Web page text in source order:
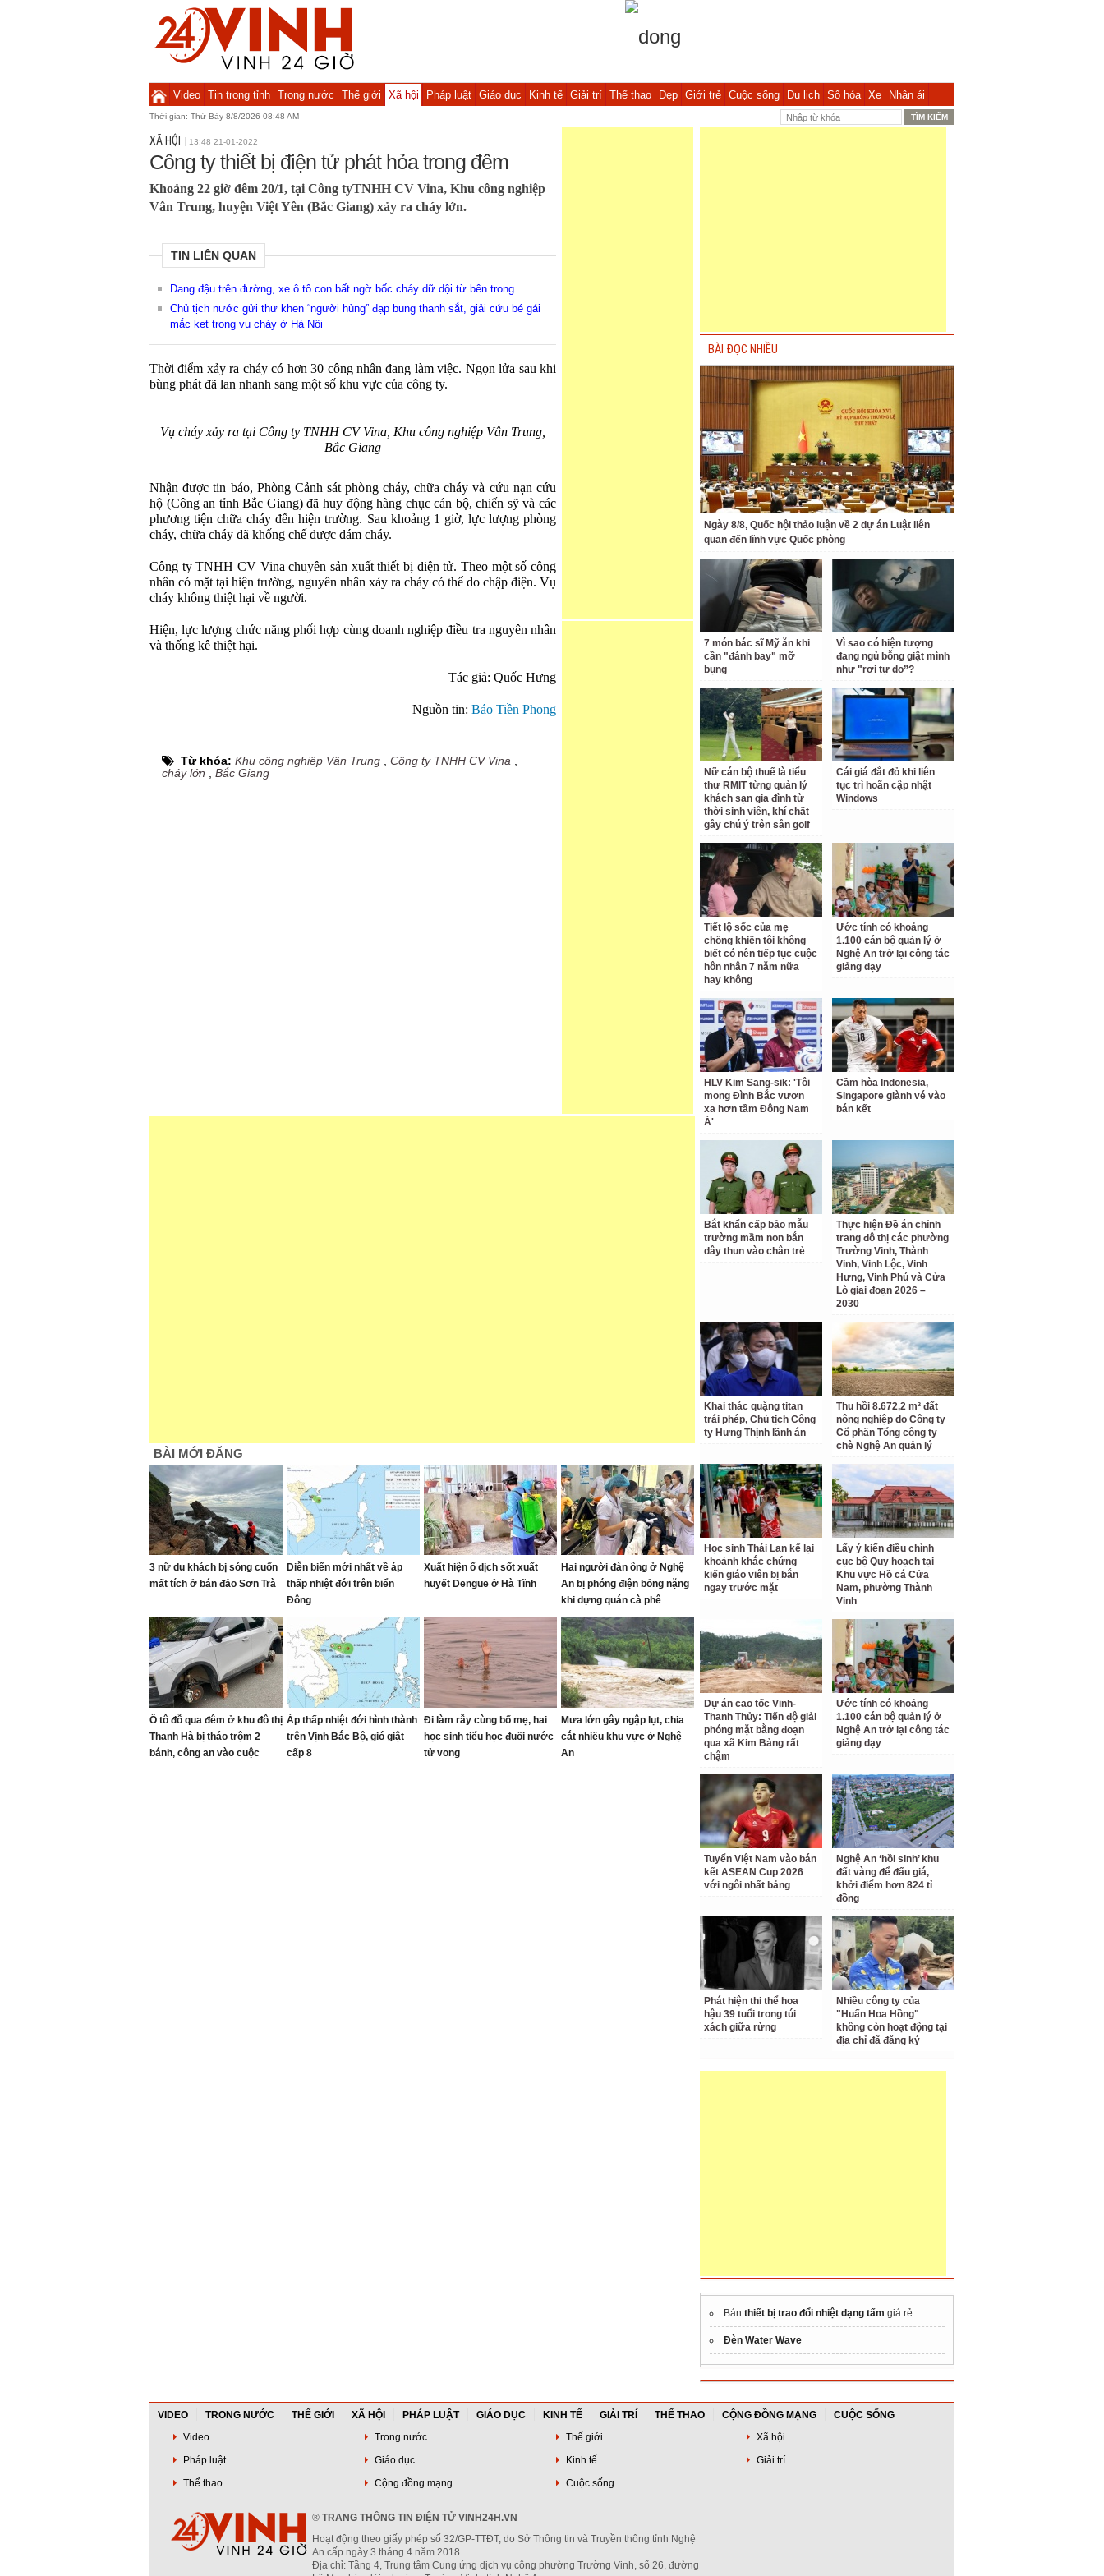
Video Tin trong tỉnh Trong nước Thế giới Xã hội Pháp luật Giáo dục Kinh tế Giải trí Thể thao Đẹp Giới trẻ Cuộc sống Du lịch Số hóa Xe Nhân ái
Thời gian: Thứ Bảy 8/8/2026 08:48 AM
XÃ HỘI 13:48 21-01-2022
Công ty thiết bị điện tử phát hỏa trong đêm
Khoảng 22 giờ đêm 20/1, tại Công tyTNHH CV Vina, Khu công nghiệp
Vân Trung, huyện Việt Yên (Bắc Giang) xảy ra cháy lớn.
TIN LIÊN QUAN
Đang đậu trên đường, xe ô tô con bất ngờ bốc cháy dữ dội từ bên trong
Chủ tịch nước gửi thư khen “người hùng” đạp bung thanh sắt, giải cứu bé gái
mắc kẹt trong vụ cháy ở Hà Nội
Thời điểm xảy ra cháy có hơn 30 công nhân đang làm việc. Ngọn lửa sau khi
bùng phát đã lan nhanh sang một số khu vực của công ty.
Vụ cháy xảy ra tại Công ty TNHH CV Vina, Khu công nghiệp Vân Trung,
Bắc Giang
Nhận được tin báo, Phòng Cảnh sát phòng cháy, chữa cháy và cứu nạn cứu
hộ (Công an tỉnh Bắc Giang) đã huy động hàng chục cán bộ, chiến sỹ và các
phương tiện chữa cháy đến hiện trường. Sau khoảng 1 giờ, lực lượng phòng
cháy, chữa cháy đã khống chế được đám cháy.
Công ty TNHH CV Vina chuyên sản xuất thiết bị điện tử. Theo một số công
nhân có mặt tại hiện trường, nguyên nhân xảy ra cháy có thể do chập điện. Vụ
cháy không thiệt hại về người.
Hiện, lực lượng chức năng phối hợp cùng doanh nghiệp điều tra nguyên nhân
và thống kê thiệt hại.
Tác giả: Quốc Hưng
Nguồn tin: Báo Tiền Phong
Từ khóa: Khu công nghiệp Vân Trung Công ty TNHH CV Vina
cháy lớn
Bắc Giang
BÀI MỚI ĐĂNG
3 nữ du khách bị sóng cuốn
mất tích ở bán đảo Sơn Trà
Diễn biến mới nhất về áp
thấp nhiệt đới trên biển
Đông
Xuất hiện ổ dịch sốt xuất
huyết Dengue ở Hà Tĩnh
Hai người đàn ông ở Nghệ
An bị phóng điện bỏng nặng
khi dựng quán cà phê
Ô tô đỗ qua đêm ở khu đô thị
Thanh Hà bị tháo trộm 2
bánh, công an vào cuộc
Áp thấp nhiệt đới hình thành
trên Vịnh Bắc Bộ, gió giật
cấp 8
Đi làm rẫy cùng bố mẹ, hai
học sinh tiểu học đuối nước
tử vong
Mưa lớn gây ngập lụt, chia
cắt nhiều khu vực ở Nghệ
An
BÀI ĐỌC NHIỀU
Ngày 8/8, Quốc hội thảo luận về 2 dự án Luật liên
quan đến lĩnh vực Quốc phòng
7 món bác sĩ Mỹ ăn khi
cần "đánh bay" mỡ
bụng
Vì sao có hiện tượng
đang ngủ bỗng giật mình
như "rơi tự do”?
Nữ cán bộ thuế là tiểu
thư RMIT từng quản lý
khách sạn gia đình từ
thời sinh viên, khí chất
gây chú ý trên sân golf
Cái giá đắt đỏ khi liên
tục trì hoãn cập nhật
Windows
Tiết lộ sốc của mẹ
chồng khiến tôi không
biết có nên tiếp tục cuộc
hôn nhân 7 năm nữa
hay không
Ước tính có khoảng
1.100 cán bộ quản lý ở
Nghệ An trở lại công tác
giảng dạy
HLV Kim Sang-sik: 'Tôi
mong Đình Bắc vươn
xa hơn tầm Đông Nam
Á'
Cầm hòa Indonesia,
Singapore giành vé vào
bán kết
Bắt khẩn cấp bảo mẫu
trường mầm non bắn
dây thun vào chân trẻ
Thực hiện Đề án chỉnh
trang đô thị các phường
Trường Vinh, Thành
Vinh, Vinh Lộc, Vinh
Hưng, Vinh Phú và Cửa
Lò giai đoạn 2026 –
2030
Khai thác quặng titan
trái phép, Chủ tịch Công
ty Hưng Thịnh lãnh án
Thu hồi 8.672,2 m² đất
nông nghiệp do Công ty
Cổ phần Tổng công ty
chè Nghệ An quản lý
Học sinh Thái Lan kể lại
khoảnh khắc chứng
kiến giáo viên bị bắn
ngay trước mặt
Lấy ý kiến điều chỉnh
cục bộ Quy hoạch tại
Khu vực Hồ cá Cửa
Nam, phường Thành
Vinh
Dự án cao tốc Vinh-
Thanh Thủy: Tiến độ giải
phóng mặt bằng đoạn
qua xã Kim Bảng rất
chậm
Ước tính có khoảng
1.100 cán bộ quản lý ở
Nghệ An trở lại công tác
giảng dạy
Tuyển Việt Nam vào bán
kết ASEAN Cup 2026
với ngôi nhất bảng
Nghệ An ‘hồi sinh’ khu
đất vàng để đấu giá,
khởi điểm hơn 824 tỉ
đồng
Phát hiện thi thể hoa
hậu 39 tuổi trong túi
xách giữa rừng
Nhiều công ty của
"Huấn Hoa Hồng"
không còn hoạt động tại
địa chỉ đã đăng ký
Bán thiết bị trao đổi nhiệt dạng tấm giá rẻ
Đèn Water Wave
VIDEO TRONG NƯỚC THẾ GIỚI XÃ HỘI PHÁP LUẬT GIÁO DỤC KINH TẾ GIẢI TRÍ THỂ THAO CỘNG ĐỒNG MẠNG
CUỘC SỐNG
Video
Trong nước Thế giới
Xã hội
Pháp luật
Giáo dục Kinh tế
Giải trí
Thể thao
Cộng đồng mạng Cuộc sống
® TRANG THÔNG TIN ĐIỆN TỬ VINH24H.VN
Hoạt động theo giấy phép số 32/GP-TTĐT, do Sở Thông tin và Truyền thông tỉnh Nghệ
An cấp ngày 3 tháng 4 năm 2018
Địa chỉ: Tầng 4, Trung tâm Cung ứng dịch vụ công phường Trường Vinh, số 26, đường